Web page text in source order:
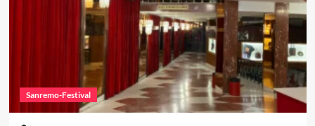
Sanremo-Festival